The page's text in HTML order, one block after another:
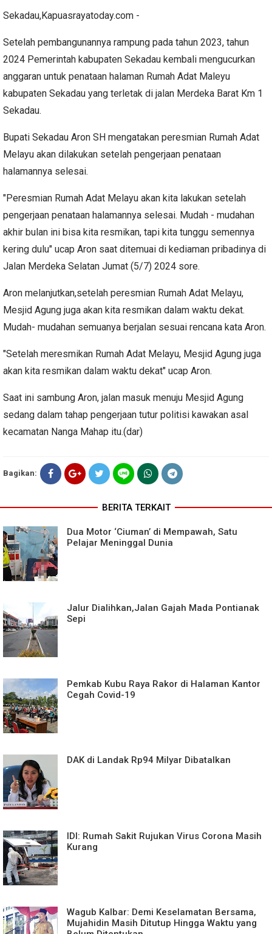
Sekadau,Kapuasrayatoday.com -
Setelah pembangunannya rampung pada tahun 2023, tahun
2024 Pemerintah kabupaten Sekadau kembali mengucurkan
anggaran untuk penataan halaman Rumah Adat Maleyu
kabupaten Sekadau yang terletak di jalan Merdeka Barat Km 1
Sekadau.
Bupati Sekadau Aron SH mengatakan peresmian Rumah Adat
Melayu akan dilakukan setelah pengerjaan penataan
halamannya selesai.
"Peresmian Rumah Adat Melayu akan kita lakukan setelah
pengerjaan penataan halamannya selesai. Mudah - mudahan
akhir bulan ini bisa kita resmikan, tapi kita tunggu semennya
kering dulu" ucap Aron saat ditemuai di kediaman pribadinya di
Jalan Merdeka Selatan Jumat (5/7) 2024 sore.
Aron melanjutkan,setelah peresmian Rumah Adat Melayu,
Mesjid Agung juga akan kita resmikan dalam waktu dekat.
Mudah- mudahan semuanya berjalan sesuai rencana kata Aron.
"Setelah meresmikan Rumah Adat Melayu, Mesjid Agung juga
akan kita resmikan dalam waktu dekat" ucap Aron.
Saat ini sambung Aron, jalan masuk menuju Mesjid Agung
sedang dalam tahap pengerjaan tutur politisi kawakan asal
kecamatan Nanga Mahap itu.(dar)
Bagikan:
BERITA TERKAIT
Dua Motor ‘Ciuman’ di Mempawah, Satu
Pelajar Meninggal Dunia
Jalur Dialihkan,Jalan Gajah Mada Pontianak
Sepi
Pemkab Kubu Raya Rakor di Halaman Kantor
Cegah Covid-19
DAK di Landak Rp94 Milyar Dibatalkan
IDI: Rumah Sakit Rujukan Virus Corona Masih
Kurang
Wagub Kalbar: Demi Keselamatan Bersama,
Mujahidin Masih Ditutup Hingga Waktu yang